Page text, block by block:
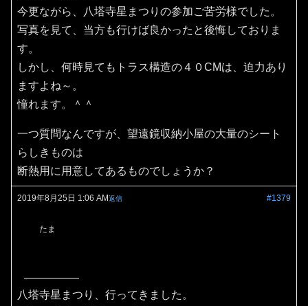
今更ながら、八塔寺星まつりの参加ご苦労様でした。
写真を見て、当方も行けば良かったと後悔しておりま
す。
しかし、何時見てもトラス構造の４０CMは、迫力あり
ますよね～。
憧れます。＾＾
一つ質問なんですが、望遠鏡収納小屋の大量のシート
らしきものは
断熱用に用意してあるものでしょうか？
2019年8月25日 1:06 AM #1379
返信
たま
八塔寺星まつり、行ってきました。